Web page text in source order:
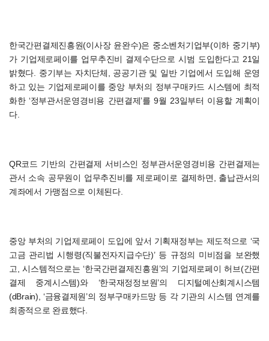
한국간편결제진흥원(이사장 윤완수)은 중소벤처기업부(이하 중기부)
가 기업제로페이를 업무추진비 결제수단으로 시범 도입한다고 21일
밝혔다. 중기부는 자치단체, 공공기관 및 일반 기업에서 도입해 운영
하고 있는 기업제로페이를 중앙 부처의 정부구매카드 시스템에 최적
화한 ‘정부관서운영경비용 간편결제’를 9월 23일부터 이용할 계획이
다.
QR코드 기반의 간편결제 서비스인 정부관서운영경비용 간편결제는
관서 소속 공무원이 업무추진비를 제로페이로 결제하면, 출납관서의
계좌에서 가맹점으로 이체된다.
중앙 부처의 기업제로페이 도입에 앞서 기획재정부는 제도적으로 ‘국
고금 관리법 시행령(직불전자지급수단)’ 등 규정의 미비점을 보완했
고, 시스템적으로는 ‘한국간편결제진흥원’의 기업제로페이 허브(간편
결제 중계시스템)와 ‘한국재정정보원’의 디지털예산회계시스템
(dBrain), ‘금융결제원’의 정부구매카드망 등 각 기관의 시스템 연계를
최종적으로 완료했다.